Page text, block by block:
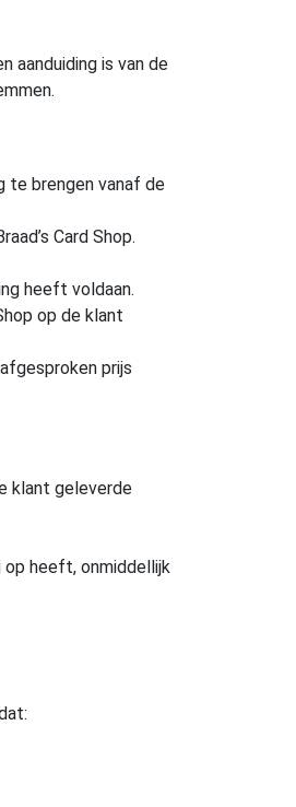
aanduiding is van de
te brengen vanaf de
Card Shop.
heeft voldaan.
op de klant
prijs
klant geleverde
heeft, onmiddellijk